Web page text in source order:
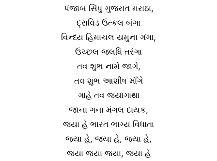
પંજાબ સિંધુ ગુજરાત મરાઠા,
દ્રાવિડ ઉત્કલ બંગા
વિન્ધ્ય હિમાચલ યમુના ગંગા,
ઉચ્છલ જલધિ તરંગા
તવ શુભ નામે જાગે,
તવ શુભ આશીષ માઁગે
ગાહે તવ જયાગાથા
જાના ગના મંગલ દાયક,
જયા હે ભારત ભાગ્ય વિધાતા
જયા હે, જયા હે, જયા હે,
જયા જયા જયા, જયા હે